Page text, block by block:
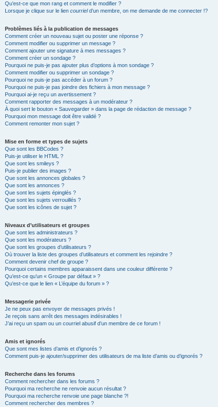
Qu’est-ce que mon rang et comment le modifier ?
Lorsque je clique sur le lien courrield’un membre, on me demande de me connecter !?
Problèmes liés à la publication de messages
Comment créer un nouveau sujet ou poster une réponse ?
Comment modifier ou supprimer un message ?
Comment ajouter une signature à mes messages ?
Comment créer un sondage ?
Pourquoi ne puis-je pas ajouter plus d’options à mon sondage ?
Comment modifier ou supprimer un sondage ?
Pourquoi ne puis-je pas accéder à un forum ?
Pourquoi ne puis-je pas joindre des fichiers à mon message ?
Pourquoi ai-je reçu un avertissement ?
Comment rapporter des messages à un modérateur ?
À quoi sert le bouton « Sauvegarder » dans la page de rédaction de message ?
Pourquoi mon message doit être validé ?
Comment remonter mon sujet ?
Mise en forme et types de sujets
Que sont les BBCodes ?
Puis-je utiliser le HTML ?
Que sont les smileys ?
Puis-je publier des images ?
Que sont les annonces globales ?
Que sont les annonces ?
Que sont les sujets épinglés ?
Que sont les sujets verrouillés ?
Que sont les icônes de sujet ?
Niveaux d’utilisateurs et groupes
Que sont les administrateurs ?
Que sont les modérateurs ?
Que sont les groupes d’utilisateurs ?
Où trouver la liste des groupes d’utilisateurs et comment les rejoindre ?
Comment devenir chef de groupe ?
Pourquoi certains membres apparaissent dans une couleur différente ?
Qu’est-ce qu’un « Groupe par défaut » ?
Qu’est-ce que le lien « L’équipe du forum » ?
Messagerie privée
Je ne peux pas envoyer de messages privés !
Je reçois sans arrêt des messages indésirables !
J’ai reçu un spam ou un courriel abusif d’un membre de ce forum !
Amis et ignorés
Que sont mes listes d’amis et d’ignorés ?
Comment puis-je ajouter/supprimer des utilisateurs de ma liste d’amis ou d’ignorés ?
Recherche dans les forums
Comment rechercher dans les forums ?
Pourquoi ma recherche ne renvoie aucun résultat ?
Pourquoi ma recherche renvoie une page blanche ?!
Comment rechercher des membres ?